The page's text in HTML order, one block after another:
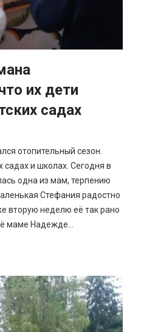
их дети
садах
отопительный сезон.
садах и школах. Сегодня в
одна из мам, терпению
Стефания радостно
вторую неделю её так рано
маме Надежде...